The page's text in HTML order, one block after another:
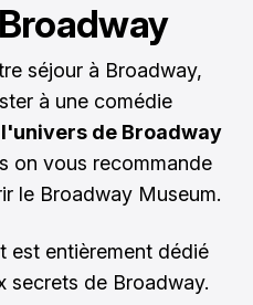
séjour à Broadway,
à une comédie
l'univers de Broadway
on vous recommande
le Broadway Museum.
est entièrement dédié
secrets de Broadway.